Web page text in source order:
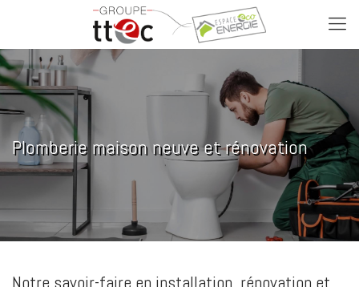
Plomberie maison neuve et rénovation
Notre savoir-faire en installation, rénovation et